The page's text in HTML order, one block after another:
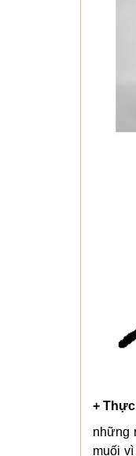
+
những
muối